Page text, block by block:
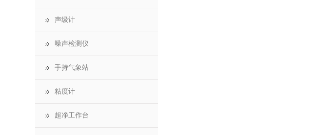
声级计
噪声检测仪
手持气象站
粘度计
超净工作台